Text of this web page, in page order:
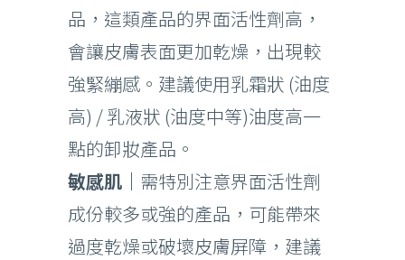
品，這類產品的界面活性劑高，
會讓皮膚表面更加乾燥，出現較
強緊繃感。建議使用乳霜狀 (油度
高) / 乳液狀 (油度中等)油度高一
點的卸妝產品。
敏感肌｜ 需特別注意界面活性劑
成份較多或強的產品，可能帶來
過度乾燥或破壞皮膚屏障，建議